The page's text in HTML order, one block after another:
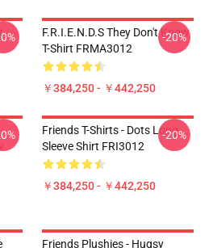
F.R.I.E.N.D.S They Don't Know
T-Shirt FRMA3012
￥384,250 - ￥442,250
-20%
Friends T-Shirts - Dots Long
Sleeve Shirt FRI3012
￥384,250 - ￥442,250
-20%
Friends Plushies - Hugsy